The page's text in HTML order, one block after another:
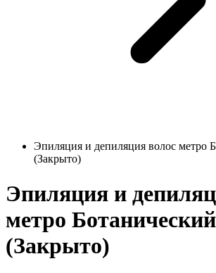
Эпиляция и депиляция волос метро
(Закрыто)
Эпиляция и
метро
(Закрыто)